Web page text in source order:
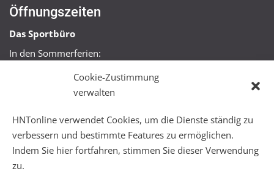
Cookie-Zustimmung
verwalten
HNTonline verwendet Cookies, um die Dienste ständig zu
verbessern und bestimmte Features zu ermöglichen.
Indem Sie hier fortfahren, stimmen Sie dieser Verwendung
zu.
Öffnungszeiten
Das Sportbüro
In den Sommerferien:
Mo + Mi 16:00 – 18:00 Uhr
Mo – Fr 08:00 – 22:00 Uhr
Sa + So 10:00 – 18:00 Uhr